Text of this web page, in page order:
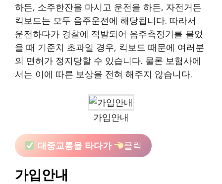
하든, 소주한잔을 마시고 운전을 하든, 자전거든
킥보드는 모두 음주운전에 해당됩니다. 따라서
운전하다가 경찰에 적발되어 음주측정기를 불었
을 때 기준치 초과일 경우, 킥보드 때문에 여러분
의 면허가 정지당할 수 있습니다. 물론 보험사에
서는 이에 따른 보상을 전혀 해주지 않습니다.
가입안내
대중교통을 타다가 클릭
가입안내